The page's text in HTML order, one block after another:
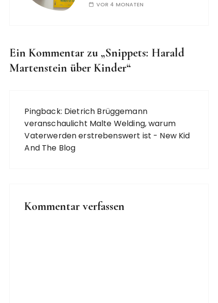
VOR 4 MONATEN
Ein Kommentar zu „Snippets: Harald
Martenstein über Kinder“
Pingback: Dietrich Brüggemann
veranschaulicht Malte Welding, warum
Vaterwerden erstrebenswert ist - New Kid
And The Blog
Kommentar verfassen